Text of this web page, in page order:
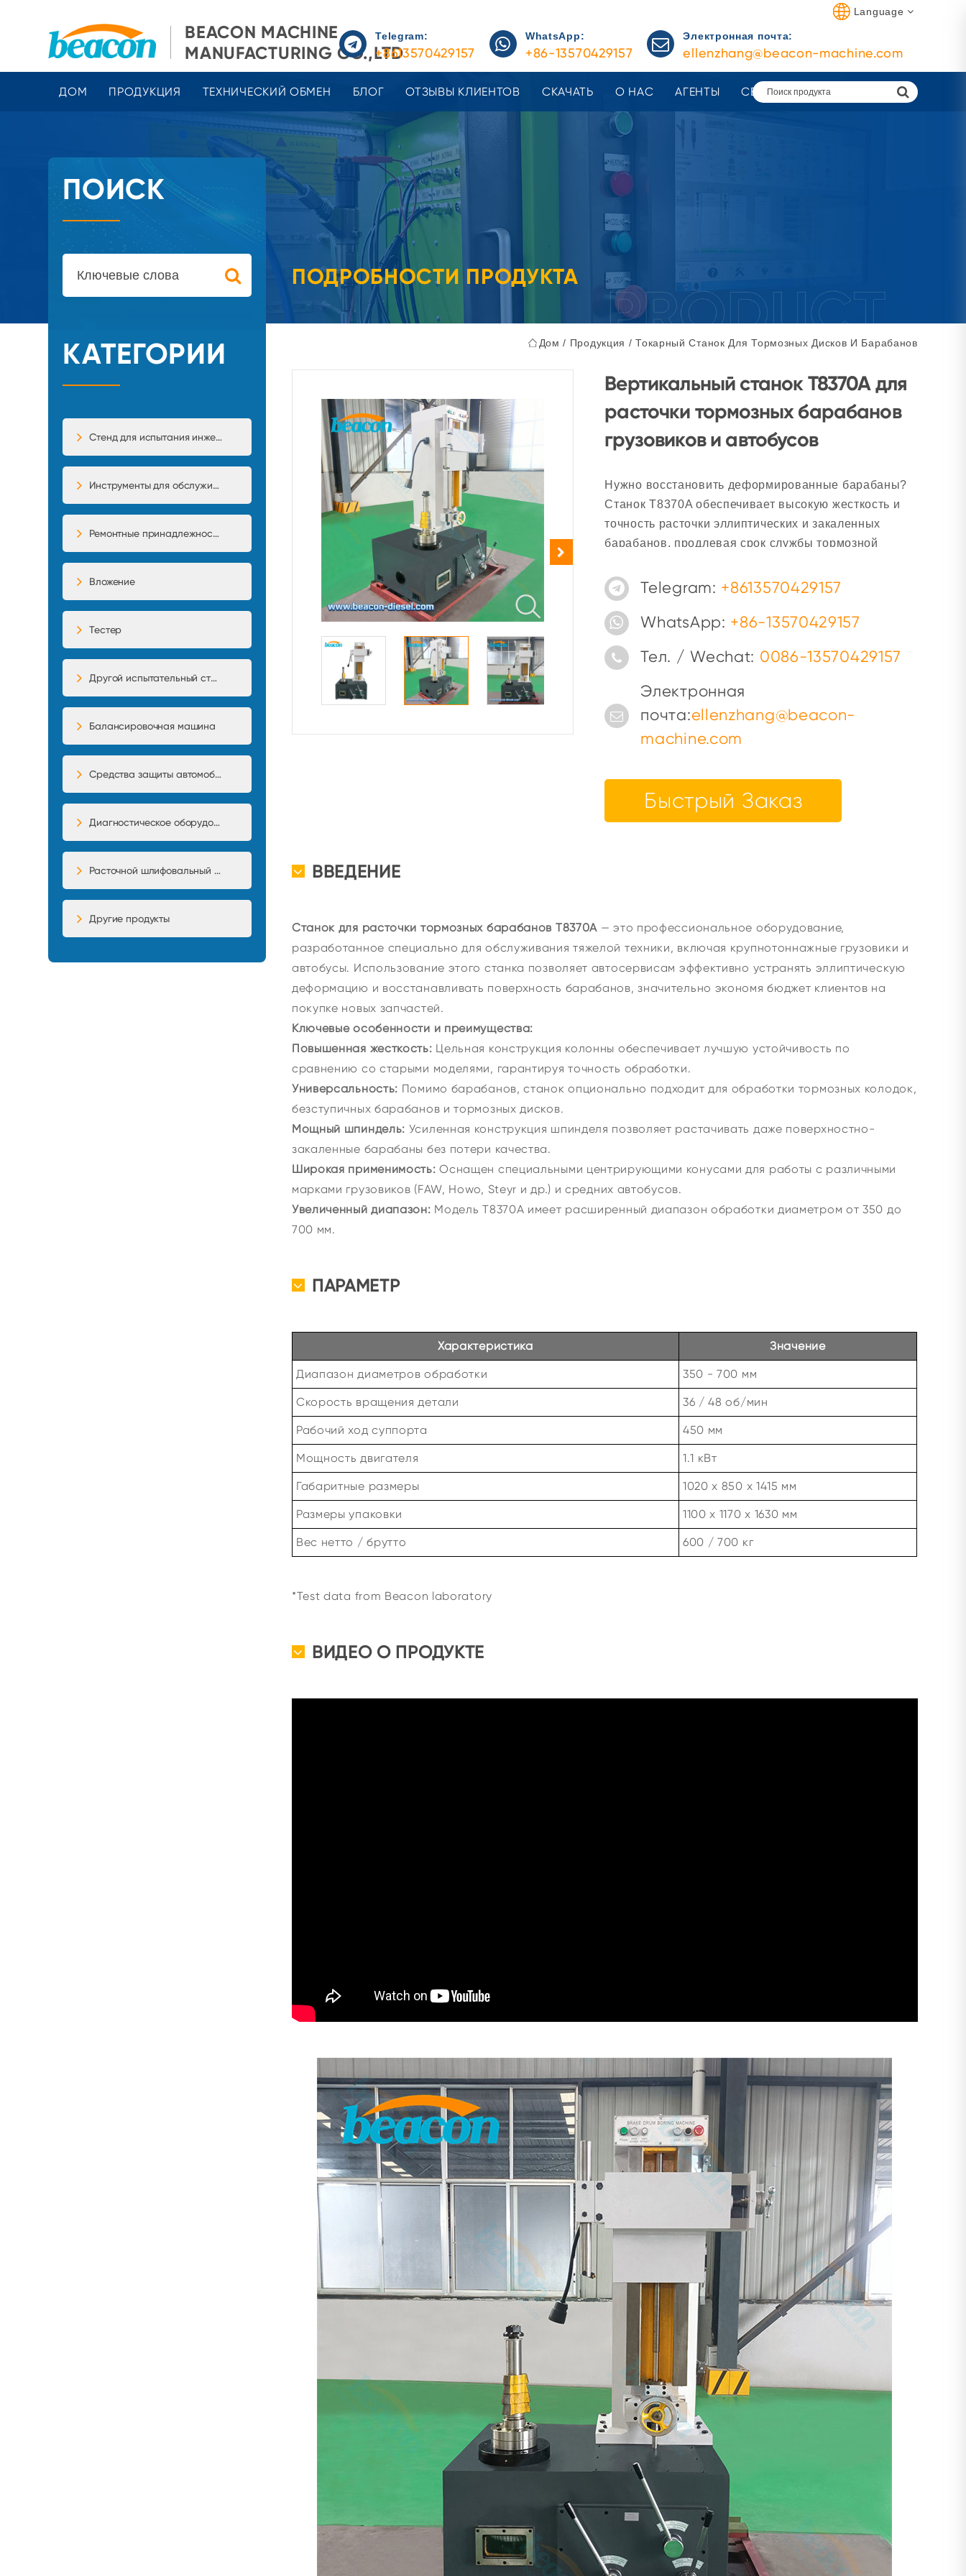
BEACON MACHINE
MANUFACTURING CO.,LTD
Language
Telegram:
+8613570429157
WhatsApp:
+86-13570429157
Электронная почта:
ellenzhang@beacon-machine.com
ДОМ ПРОДУКЦИЯ ТЕХНИЧЕСКИЙ ОБМЕН БЛОГ ОТЗЫВЫ КЛИЕНТОВ СКАЧАТЬ О НАС АГЕНТЫ СВЯЗАТЬСЯ С НАМИ
ПОДРОБНОСТИ ПРОДУКТА
Дом / Продукция /Токарный Станок Для Тормозных Дисков И Барабанов
ПОИСК
КАТЕГОРИИ
Стенд для испытания инжекторного насоса
Инструменты для обслуживания
Ремонтные принадлежности
Вложение
Тестер
Другой испытательный стенд
Балансировочная машина
Средства защиты автомобиля
Диагностическое оборудование
Расточной шлифовальный станок
Другие продукты
Вертикальный станок T8370A для
расточки тормозных барабанов
грузовиков и автобусов
Нужно восстановить деформированные барабаны?
Станок T8370A обеспечивает высокую жесткость и
точность расточки эллиптических и закаленных
барабанов, продлевая срок службы тормозной
Telegram: +8613570429157
WhatsApp: +86-13570429157
Тел. / Wechat: 0086-13570429157
Электронная
почта:ellenzhang@beacon-
machine.com
Быстрый Заказ
ВВЕДЕНИЕ
Станок для расточки тормозных барабанов T8370A — это профессиональное оборудование,
разработанное специально для обслуживания тяжелой техники, включая крупнотоннажные грузовики и
автобусы. Использование этого станка позволяет автосервисам эффективно устранять эллиптическую
деформацию и восстанавливать поверхность барабанов, значительно экономя бюджет клиентов на
покупке новых запчастей.
Ключевые особенности и преимущества:
Повышенная жесткость: Цельная конструкция колонны обеспечивает лучшую устойчивость по
сравнению со старыми моделями, гарантируя точность обработки.
Универсальность: Помимо барабанов, станок опционально подходит для обработки тормозных колодок,
безступичных барабанов и тормозных дисков.
Мощный шпиндель: Усиленная конструкция шпинделя позволяет растачивать даже поверхностно-
закаленные барабаны без потери качества.
Широкая применимость: Оснащен специальными центрирующими конусами для работы с различными
марками грузовиков (FAW, Howo, Steyr и др.) и средних автобусов.
Увеличенный диапазон: Модель T8370A имеет расширенный диапазон обработки диаметром от 350 до
700 мм.
ПАРАМЕТР
Характеристика Значение
Диапазон диаметров обработки 350 - 700 мм
Скорость вращения детали 36 / 48 об/мин
Рабочий ход суппорта 450 мм
Мощность двигателя 1.1 кВт
Габаритные размеры 1020 x 850 x 1415 мм
Размеры упаковки 1100 x 1170 x 1630 мм
Вес нетто / брутто 600 / 700 кг
*Test data from Beacon laboratory
ВИДЕО О ПРОДУКТЕ